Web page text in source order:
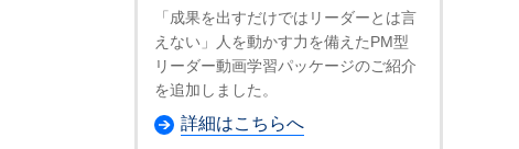
「成果を出すだけではリーダーとは言
えない」人を動かす力を備えたPM型
リーダー動画学習パッケージのご紹介
を追加しました。
詳細はこちらへ